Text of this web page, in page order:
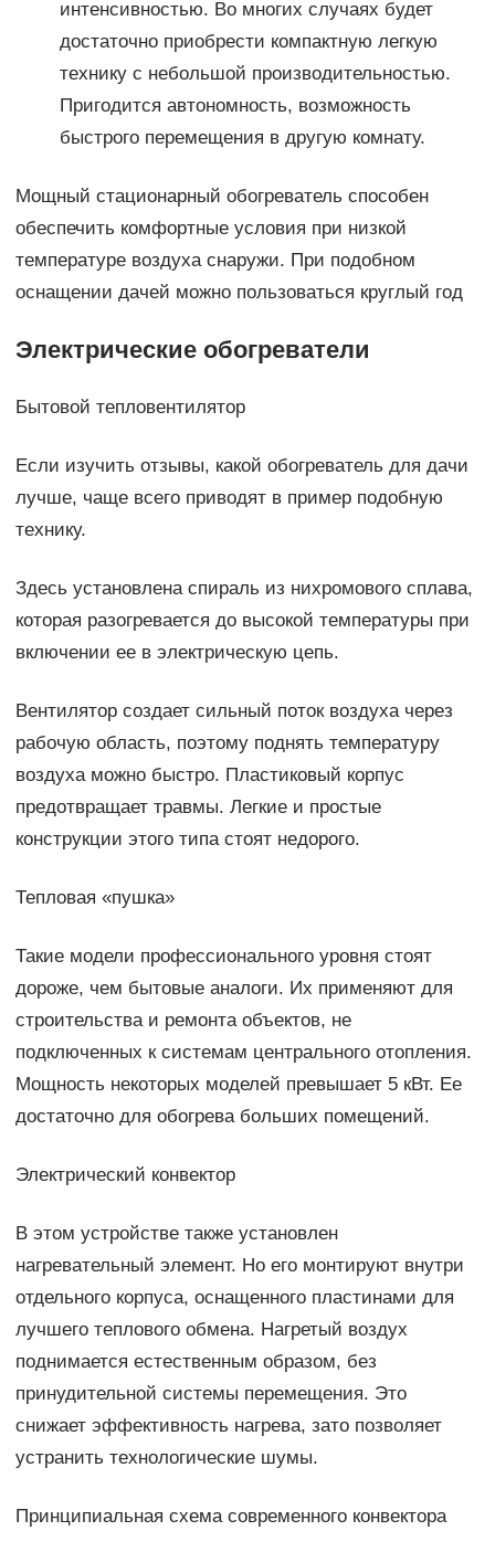
интенсивностью. Во многих случаях будет
достаточно приобрести компактную легкую
технику с небольшой производительностью.
Пригодится автономность, возможность
быстрого перемещения в другую комнату.
Мощный стационарный обогреватель способен
обеспечить комфортные условия при низкой
температуре воздуха снаружи. При подобном
оснащении дачей можно пользоваться круглый год
Электрические обогреватели
Бытовой тепловентилятор
Если изучить отзывы, какой обогреватель для дачи
лучше, чаще всего приводят в пример подобную
технику.
Здесь установлена спираль из нихромового сплава,
которая разогревается до высокой температуры при
включении ее в электрическую цепь.
Вентилятор создает сильный поток воздуха через
рабочую область, поэтому поднять температуру
воздуха можно быстро. Пластиковый корпус
предотвращает травмы. Легкие и простые
конструкции этого типа стоят недорого.
Тепловая «пушка»
Такие модели профессионального уровня стоят
дороже, чем бытовые аналоги. Их применяют для
строительства и ремонта объектов, не
подключенных к системам центрального отопления.
Мощность некоторых моделей превышает 5 кВт. Ее
достаточно для обогрева больших помещений.
Электрический конвектор
В этом устройстве также установлен
нагревательный элемент. Но его монтируют внутри
отдельного корпуса, оснащенного пластинами для
лучшего теплового обмена. Нагретый воздух
поднимается естественным образом, без
принудительной системы перемещения. Это
снижает эффективность нагрева, зато позволяет
устранить технологические шумы.
Принципиальная схема современного конвектора